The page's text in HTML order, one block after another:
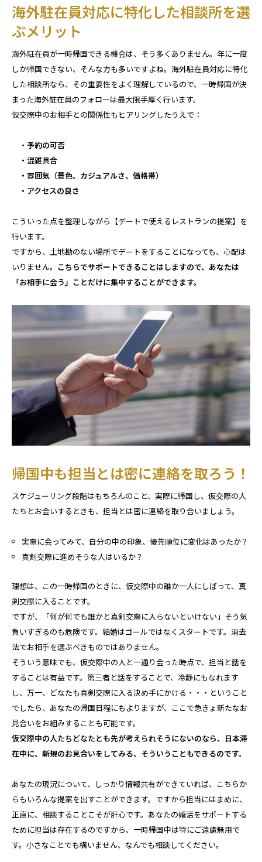
海外駐在員対応に特化した相談所を選
ぶメリット
海外駐在員が一時帰国できる機会は、そう多くありません。年に一度
しか帰国できない、そんな方も多いですよね。海外駐在員対応に特化
した相談所なら、その重要性をよく理解しているので、一時帰国が決
まった海外駐在員のフォローは最大限手厚く行います。
仮交際中のお相手との関係性もヒアリングしたうえで：
・ 予約の可否
・混雑具合
・雰囲気（景色、カジュアルさ、価格帯）
・アクセスの良さ
こういった点を整理しながら【デートで使えるレストランの提案】を
行います。
ですから、土地勘のない場所でデートをすることになっても、心配は
いりません。 こちらでサポートできることはしますので、あなたは
「お相手に会う」ことだけに集中することができます。
帰国中も担当とは密に連絡を取ろう！
スケジューリング段階はもちろんのこと、実際に帰国し、仮交際の人
たちとお会いするときも、担当とは密に連絡を取り合いましょう。
実際に会ってみて、自分の中の印象、優先順位に変化はあったか？
真剣交際に進めそうな人はいるか？
理想は、この一時帰国のときに、仮交際中の誰か一人にしぼって、真
剣交際に入ることです。
ですが、「何が何でも誰かと真剣交際に入らないといけない」そう気
負いすぎるのも危険です。結婚はゴールではなくスタートです。消去
法でお相手を選ぶべきものではありません。
そういう意味でも、仮交際中の人と一通り会った時点で、担当と話を
することは有益です。第三者と話をすることで、冷静にもなれます
し、万一、どなたも真剣交際に入る決め手にかける・・・ということ
でしたら、あなたの帰国日程にもよりますが、ここで急きょ新たなお
見合いをお組みすることも可能です。
仮交際中の人たちどなたとも先が考えられそうにないのなら、日本滞
在中に、新規のお見合いをしてみる、そういうこともできるのです。
あなたの現況について、しっかり情報共有ができていれば、こちらか
らもいろんな提案を出すことができます。ですから担当にはまめに、
正直に、相談することこそが肝心です。あなたの婚活をサポートする
ために担当は存在するのですから、一時帰国中は特にご遠慮無用で
す。小さなことでも構いません、なんでも相談してください。